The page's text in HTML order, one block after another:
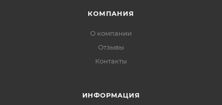
КОМПАНИЯ
О компании
Отзывы
Контакты
ИНФОРМАЦИЯ